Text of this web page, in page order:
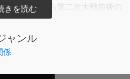
国際情勢から第二次大戦前後の
ライナ戦争まで、約500年間に
ャンル
係